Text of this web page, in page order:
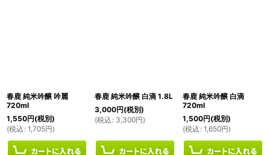
春鹿 純米吟醸 吟麗
720ml
1,550円(税別)
(税込 : 1,705円)
春鹿 純米吟醸 白滴 1.8L
3,000円(税別)
(税込 : 3,300円)
春鹿 純米吟醸 白滴
720ml
1,500円(税別)
(税込 : 1,650円)